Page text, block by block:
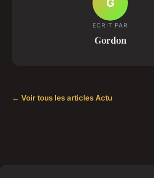
ECRIT PAR
Gordon
← Voir tous les articles Actu